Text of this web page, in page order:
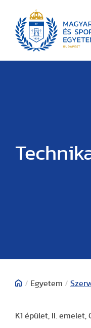
/ Egyetem /
K1 épület, II. emelet,